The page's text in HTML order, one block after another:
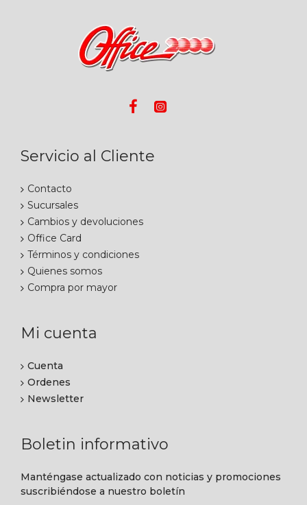
Servicio al Cliente
Contacto
Sucursales
Cambios y devoluciones
Office Card
Términos y condiciones
Quienes somos
Compra por mayor
Mi cuenta
Cuenta
Ordenes
Newsletter
Boletin informativo
Manténgase actualizado con noticias y promociones
suscribiéndose a nuestro boletín